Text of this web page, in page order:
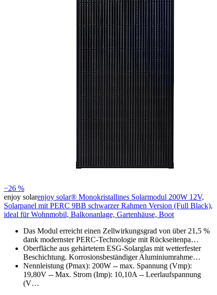
−26 %
enjoy solarenjoy solar® Monokristallines Solarmodul 200W 12V,
Solarpanel mit PERC 9BB schwarzer Rahmen Version (Full Black),
ideal für Wohnmobil, Balkonanlage, Gartenhäuse, Boot
Das Modul erreicht einen Zellwirkungsgrad von über 21,5 %
dank modernster PERC-Technologie mit Rückseitenpa…
Oberfläche aus gehärtetem ESG-Solarglas mit wetterfester
Beschichtung. Korrosionsbeständiger Aluminiumrahme…
Nennleistung (Pmax): 200W -- max. Spannung (Vmp):
19,80V -- Max. Strom (Imp): 10,10A -- Leerlaufspannung
(V…